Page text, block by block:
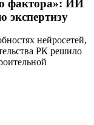
фактора»: ИИ
экспертизу
нейросетей,
РК решило